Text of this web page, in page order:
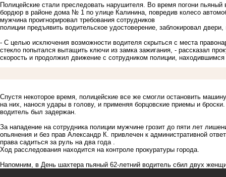
Полицейские стали преследовать нарушителя. Во время погони
бордюр в районе дома № 1 по улице Калинина, повредив колесо
мужчина проигнорировал требования сотрудников
полиции предъявить водительское удостоверение, заблокировал
- С целью исключения возможности водителя скрыться с места
стекло попытался вытащить ключи из замка зажигания, - рассказал
скорость и продолжил движение с сотрудником полиции,
Спустя некоторое время, полицейские все же смогли остановить
на них, нанося удары в голову, и применяя борцовские приемы и
водитель был задержан.
За нападение на сотрудника полиции мужчине грозит до пяти лет
опьянения и без прав Александр К. привлечен к административной
права садиться за руль на два года .
Ход расследования находится на контроле прокуратуры города.
Напомним, в День шахтера пьяный 62-летний водитель сбил двух